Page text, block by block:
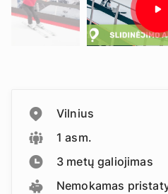
Vilnius
1 asm.
3 metų galiojimas
Nemokamas